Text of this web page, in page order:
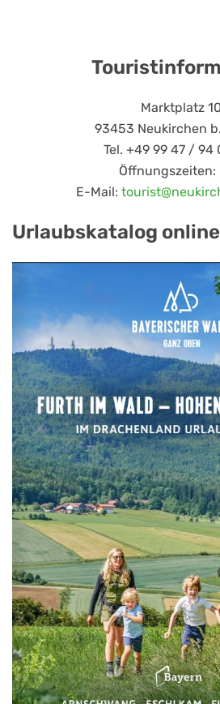
Marktplatz
93453 Neukirchen
Tel. +49 99 47 / 94
Öffnungszeiten:
E-Mail:
Urlaubskatalog online